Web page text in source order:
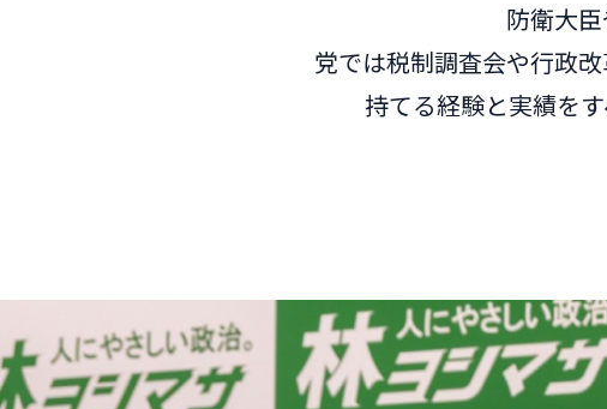
防衛大
党では税制調査会や行政
持てる経験と実績を